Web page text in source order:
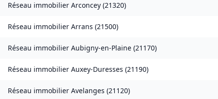
Réseau immobilier Arconcey (21320)
Réseau immobilier Arrans (21500)
Réseau immobilier Aubigny-en-Plaine (21170)
Réseau immobilier Auxey-Duresses (21190)
Réseau immobilier Avelanges (21120)